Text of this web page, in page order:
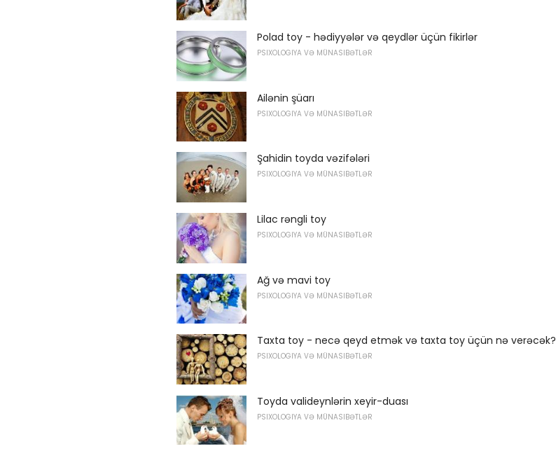
Polad toy - hədiyyələr və qeydlər üçün fikirlər
PSIXOLOGIYA VƏ MÜNASIBƏTLƏR
Ailənin şüarı
PSIXOLOGIYA VƏ MÜNASIBƏTLƏR
Şahidin toyda vəzifələri
PSIXOLOGIYA VƏ MÜNASIBƏTLƏR
Lilac rəngli toy
PSIXOLOGIYA VƏ MÜNASIBƏTLƏR
Ağ və mavi toy
PSIXOLOGIYA VƏ MÜNASIBƏTLƏR
Taxta toy - necə qeyd etmək və taxta toy üçün nə verəcək?
PSIXOLOGIYA VƏ MÜNASIBƏTLƏR
Toyda valideynlərin xeyir-duası
PSIXOLOGIYA VƏ MÜNASIBƏTLƏR